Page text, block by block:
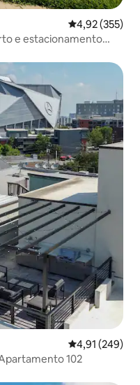
4,92 de uma
4,92 (355)
e estacionamento
4,91 de uma
4,91 (249)
102